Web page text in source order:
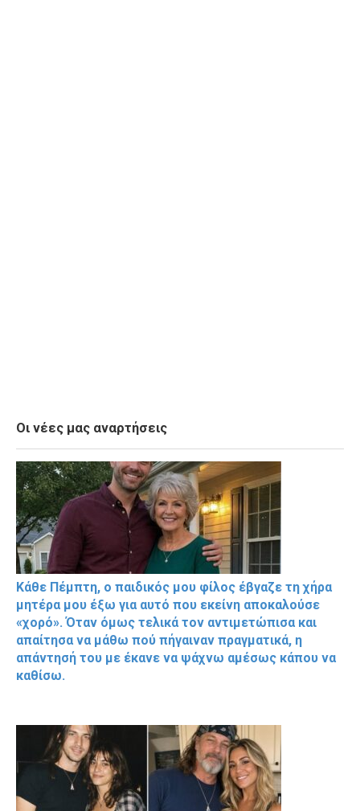
Οι νέες μας αναρτήσεις
Κάθε Πέμπτη, ο παιδικός μου φίλος έβγαζε τη χήρα
μητέρα μου έξω για αυτό που εκείνη αποκαλούσε
«χορό». Όταν όμως τελικά τον αντιμετώπισα και
απαίτησα να μάθω πού πήγαιναν πραγματικά, η
απάντησή του με έκανε να ψάχνω αμέσως κάπου να
καθίσω.